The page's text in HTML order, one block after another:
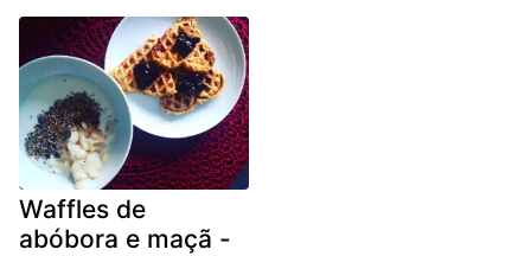
Waffles de
abóbora e maçã -